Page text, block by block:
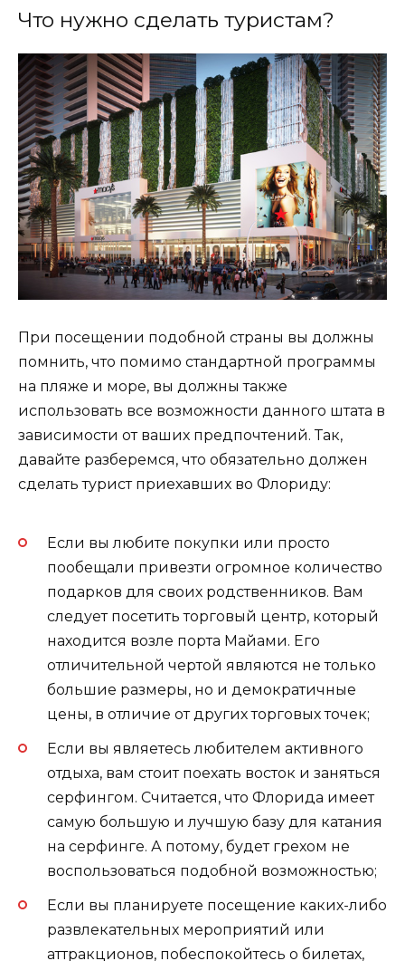
Что нужно сделать туристам?
При посещении подобной страны вы должны
помнить, что помимо стандартной программы
на пляже и море, вы должны также
использовать все возможности данного штата в
зависимости от ваших предпочтений. Так,
давайте разберемся, что обязательно должен
сделать турист приехавших во Флориду:
Если вы любите покупки или просто
пообещали привезти огромное количество
подарков для своих родственников. Вам
следует посетить торговый центр, который
находится возле порта Майами. Его
отличительной чертой являются не только
большие размеры, но и демократичные
цены, в отличие от других торговых точек;
Если вы являетесь любителем активного
отдыха, вам стоит поехать восток и заняться
серфингом. Считается, что Флорида имеет
самую большую и лучшую базу для катания
на серфинге. А потому, будет грехом не
воспользоваться подобной возможностью;
Если вы планируете посещение каких-либо
развлекательных мероприятий или
аттракционов, побеспокойтесь о билетах,